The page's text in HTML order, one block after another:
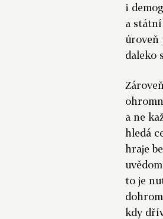
i
a státní
úroveň
daleko
a ne
hledá
hraje
to je
kdy